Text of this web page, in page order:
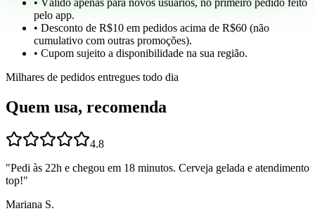
pelo app.
• Desconto de R$10 em pedidos acima de R$60 (não
cumulativo com outras promoções).
• Cupom sujeito a disponibilidade na sua região.
Milhares de pedidos entregues todo dia
Quem usa, recomenda
4.8
"Pedi às 22h e chegou em 18 minutos. Cerveja gelada e atendimento
top!"
Mariana S.